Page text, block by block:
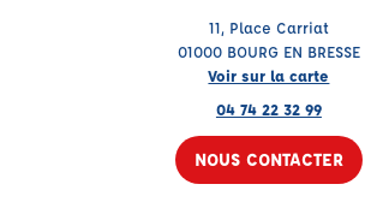
11, Place Carriat
01000 BOURG EN BRESSE
Voir sur la carte
04 74 22 32 99
NOUS CONTACTER